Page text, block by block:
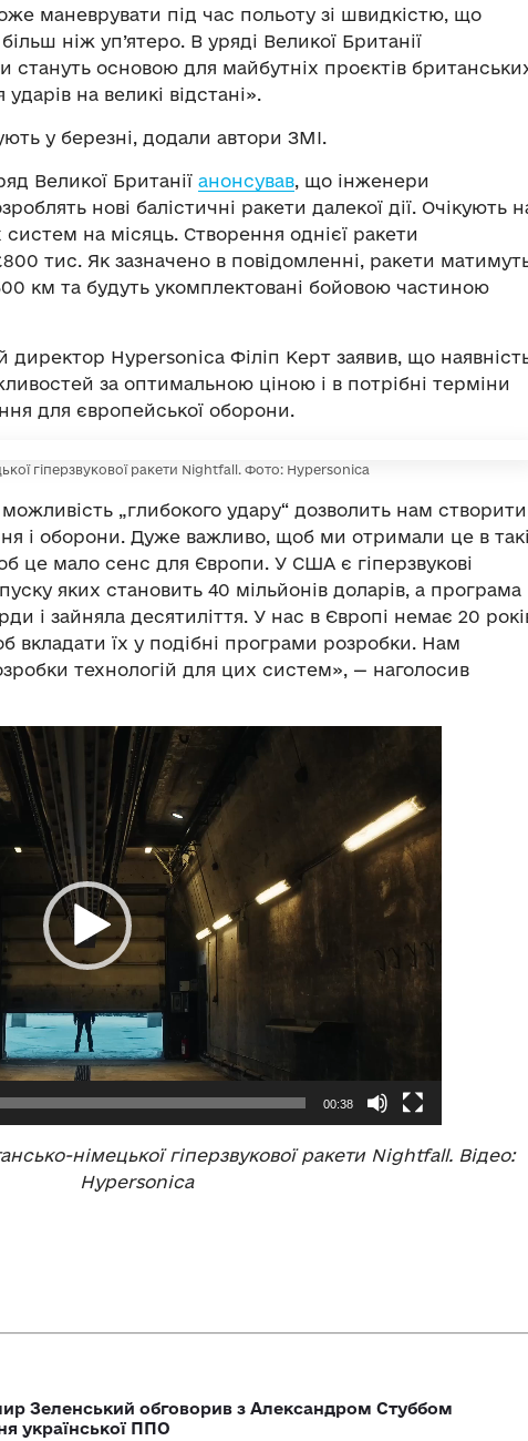
маневрувати під час польоту зі швидкістю, що
ніж уп’ятеро. В уряді Великої Британії
основою для майбутніх проєктів
на великі відстані».
у березні, додали автори ЗМІ.
Великої Британії анонсував, що інженери
нові балістичні ракети далекої дії. Очікують
на місяць. Створення однієї ракети
тис. Як зазначено в повідомленні, ракети
км та будуть укомплектовані бойовою частиною
директор Hypersonica Філіп Керт заявив, що
за оптимальною ціною і в потрібні терміни
для європейської оборони.
гіперзвукової ракети Nightfall. Фото: Hypersonica
„глибокого удару“ дозволить нам створити
і оборони. Дуже важливо, щоб ми отримали це в такі
це мало сенс для Європи. У США є гіперзвукові
яких становить 40 мільйонів доларів, а програма
і зайняла десятиліття. У нас в Європі немає 20
вкладати їх у подібні програми розробки. Нам
технологій для цих систем», — наголосив
00:38
німецької гіперзвукової ракети Nightfall. Відео:
Hypersonica
Зеленський обговорив з Александром Стуббом
української ППО